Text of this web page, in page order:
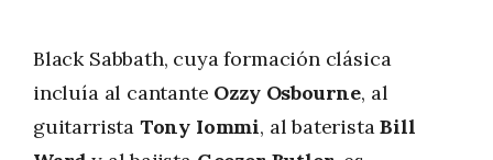
Black Sabbath, cuya formación clásica
incluía al cantante Ozzy Osbourne, al
guitarrista Tony Iommi, al bateristaBill